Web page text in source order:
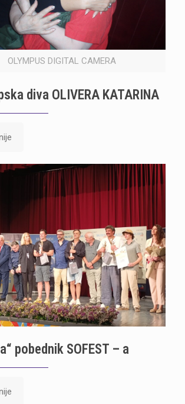
OLYMPUS DIGITAL CAMERA
diva OLIVERA KATARINA
pobednik SOFEST – a